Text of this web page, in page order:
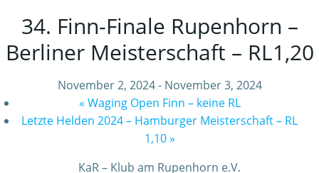
34. Finn-Finale Rupenhorn –
Berliner Meisterschaft – RL1,20
November 2, 2024- November 3, 2024
« Waging Open Finn – keine RL
Letzte Helden 2024 – Hamburger Meisterschaft – RL
1,10»
KaR – Klub am Rupenhorn e.V.